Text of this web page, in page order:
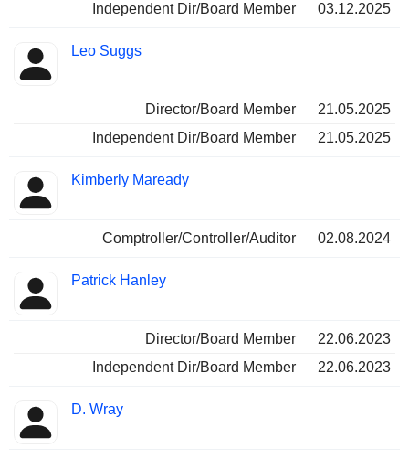
Independent Dir/Board Member
03.12.2025
Leo Suggs
Director/Board Member
21.05.2025
Independent Dir/Board Member
21.05.2025
Kimberly Maready
Comptroller/Controller/Auditor 02.08.2024
Patrick Hanley
Director/Board Member
22.06.2023
Independent Dir/Board Member
22.06.2023
D. Wray